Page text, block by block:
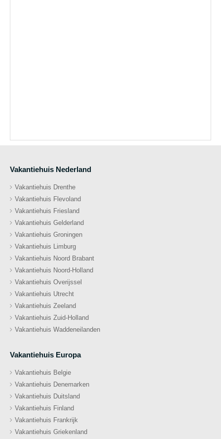
Vakantiehuis Nederland
Vakantiehuis Drenthe
Vakantiehuis Flevoland
Vakantiehuis Friesland
Vakantiehuis Gelderland
Vakantiehuis Groningen
Vakantiehuis Limburg
Vakantiehuis Noord Brabant
Vakantiehuis Noord-Holland
Vakantiehuis Overijssel
Vakantiehuis Utrecht
Vakantiehuis Zeeland
Vakantiehuis Zuid-Holland
Vakantiehuis Waddeneilanden
Vakantiehuis Europa
Vakantiehuis Belgie
Vakantiehuis Denemarken
Vakantiehuis Duitsland
Vakantiehuis Finland
Vakantiehuis Frankrijk
Vakantiehuis Griekenland